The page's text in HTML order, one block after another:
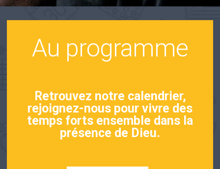
Au programme
Retrouvez notre calendrier,
rejoignez-nous pour vivre des
temps forts ensemble dans la
présence de Dieu.